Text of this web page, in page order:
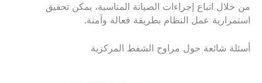
من خلال اتباع إجراءات الصيانة المناسبة، يمكن تحقيق
استمرارية عمل النظام بطريقة فعالة وآمنة.
أسئلة شائعة حول مراوح الشفط المركزية